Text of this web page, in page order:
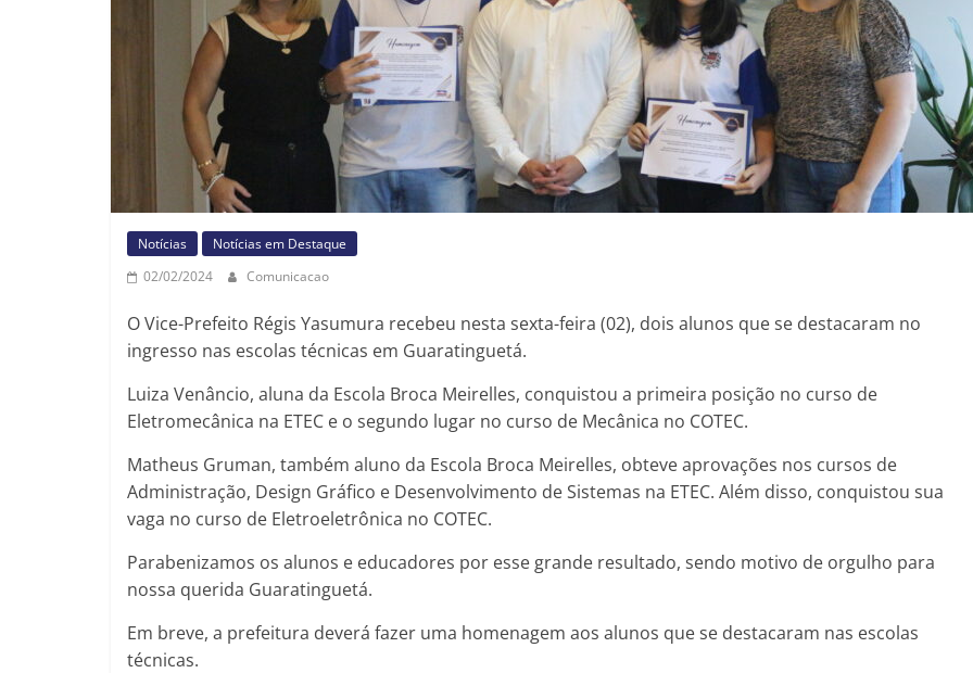
Notícias
Notícias em Destaque
02/02/2024
Comunicacao
O Vice-Prefeito Régis Yasumura recebeu nesta sexta-feira (02), dois alunos que se destacaram no
ingresso nas escolas técnicas em Guaratinguetá.
Luiza Venâncio, aluna da Escola Broca Meirelles, conquistou a primeira posição no curso de
Eletromecânica na ETEC e o segundo lugar no curso de Mecânica no COTEC.
Matheus Gruman, também aluno da Escola Broca Meirelles, obteve aprovações nos cursos de
Administração, Design Gráfico e Desenvolvimento de Sistemas na ETEC. Além disso, conquistou sua
vaga no curso de Eletroeletrônica no COTEC.
Parabenizamos os alunos e educadores por esse grande resultado, sendo motivo de orgulho para
nossa querida Guaratinguetá.
Em breve, a prefeitura deverá fazer uma homenagem aos alunos que se destacaram nas escolas
técnicas.